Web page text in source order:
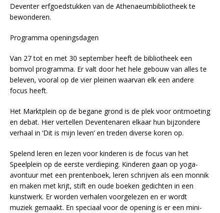
Deventer erfgoedstukken van de Athenaeumbibliotheek te
bewonderen.
Programma openingsdagen
Van 27 tot en met 30 september heeft de bibliotheek een
bomvol programma. Er valt door het hele gebouw van alles te
beleven, vooral op de vier pleinen waarvan elk een andere
focus heeft.
Het Marktplein op de begane grond is de plek voor ontmoeting
en debat. Hier vertellen Deventenaren elkaar hun bijzondere
verhaal in ‘Dit is mijn leven’ en treden diverse koren op.
Spelend leren en lezen voor kinderen is de focus van het
Speelplein op de eerste verdieping. Kinderen gaan op yoga-
avontuur met een prentenboek, leren schrijven als een monnik
en maken met krijt, stift en oude boeken gedichten in een
kunstwerk. Er worden verhalen voorgelezen en er wordt
muziek gemaakt. En speciaal voor de opening is er een mini-